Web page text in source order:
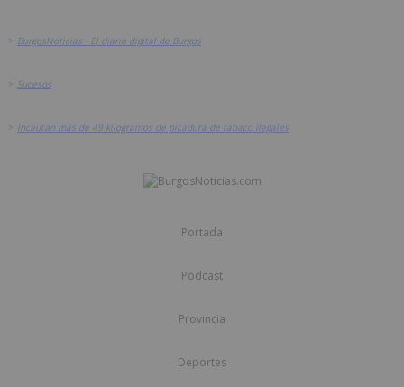
> BurgosNoticias - El diario digital de Burgos
> Sucesos
> Incautan más de 49 kilogramos de picadura de tabaco ilegales
Portada
Podcast
Provincia
Deportes